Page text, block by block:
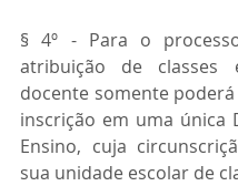
§ 4º - Para o
atribuição de classes
docente somente
inscrição em uma única
Ensino, cuja
sua unidade escolar de